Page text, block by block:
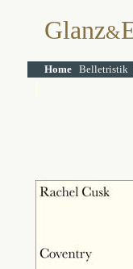
Glanz&
Home Belletristik